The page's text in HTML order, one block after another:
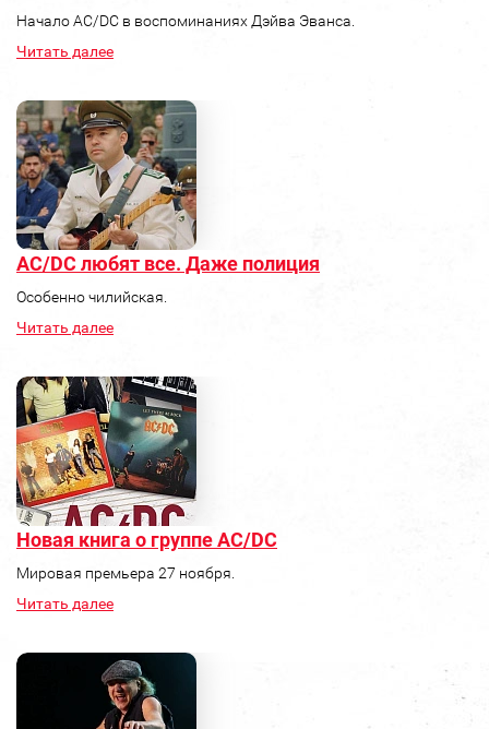
Начало AC/DC в воспоминаниях Дэйва Эванса.
Читать далее
AC/DC любят все. Даже полиция
Особенно чилийская.
Читать далее
Новая книга о группе AC/DC
Мировая премьера 27 ноября.
Читать далее